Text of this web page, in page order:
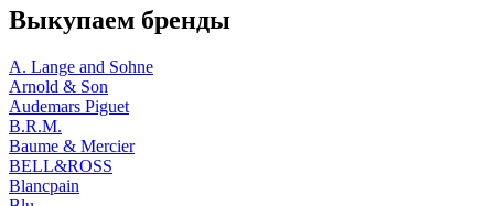
Выкупаем бренды
A. Lange and Sohne
Arnold & Son
Audemars Piguet
B.R.M.
Baume & Mercier
BELL&ROSS
Blancpain